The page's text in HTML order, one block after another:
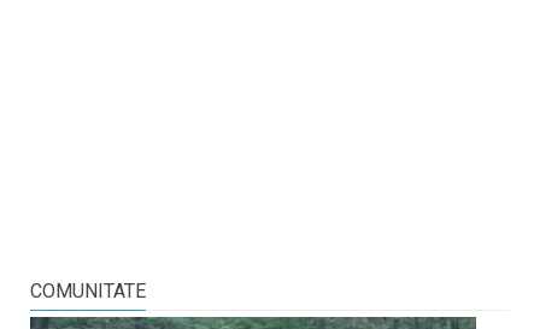
COMUNITATE